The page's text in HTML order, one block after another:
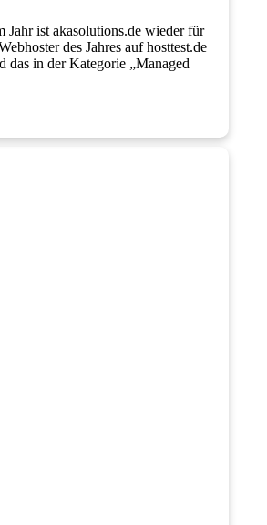
Jahr ist akasolutions.de wieder für
des Jahres auf hosttest.de
das in der Kategorie „Managed